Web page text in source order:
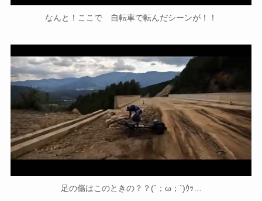
なんと！ここで 自転車で転んだシーンが！！
足の傷はこのときの？？(´；ω；`)ｳｯ…